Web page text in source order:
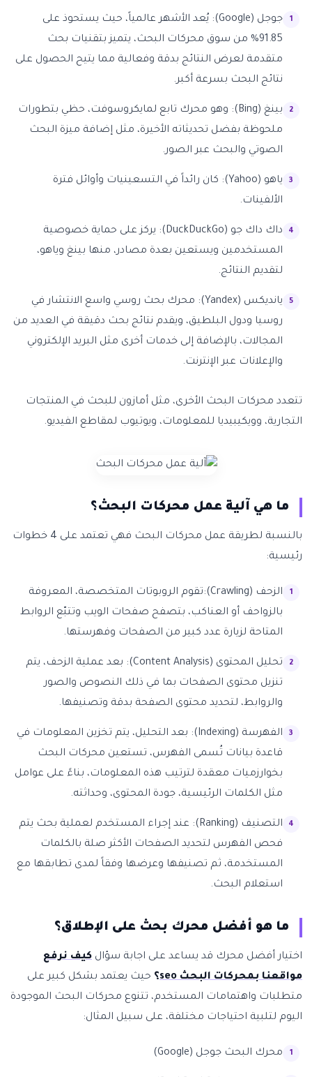
جوجل (Google): يُعد الأشهر عالمياً، حيث يستحوذ على
91.85% من سوق محركات البحث، يتميز بتقنيات بحث
متقدمة لعرض النتائج بدقة وفعالية مما يتيح الحصول على
نتائج البحث بسرعة أكبر.
بينغ (Bing): وهو محرك تابع لمايكروسوفت، حظي بتطورات
ملحوظة بفضل تحديثاته الأخيرة، مثل إضافة ميزة البحث
الصوتي والبحث عبر الصور.
ياهو (Yahoo): كان رائداً في التسعينيات وأوائل فترة
الألفينات.
داك داك جو (DuckDuckGo): يركز على حماية خصوصية
المستخدمين ويستعين بعدة مصادر، منها بينغ وياهو،
لتقديم النتائج.
يانديكس (Yandex): محرك بحث روسي واسع الانتشار في
روسيا ودول البلطيق، ويقدم نتائج بحث دقيقة في العديد من
المجالات، بالإضافة إلى خدمات أخرى مثل البريد الإلكتروني
والإعلانات عبر الإنترنت.
تتعدد محركات البحث الأخرى، مثل أمازون للبحث في المنتجات
التجارية، وويكيبيديا للمعلومات، ويوتيوب لمقاطع الفيديو.
ما هي آلية عمل محركات البحث؟
بالنسبة لطريقة عمل محركات البحث فهي تعتمد على 4 خطوات
رئيسية:
الزحف (Crawling):تقوم الروبوتات المتخصصة، المعروفة
بالزواحف أو العناكب، بتصفح صفحات الويب وتتبّع الروابط
المتاحة لزيارة عدد كبير من الصفحات وفهرستها.
تحليل المحتوى (Content Analysis): بعد عملية الزحف، يتم
تنزيل محتوى الصفحات بما في ذلك النصوص والصور
والروابط، لتحديد محتوى الصفحة بدقة وتصنيفها.
الفهرسة (Indexing): بعد التحليل، يتم تخزين المعلومات في
قاعدة بيانات تُسمى الفهرس، تستعين محركات البحث
بخوارزميات معقدة لترتيب هذه المعلومات، بناءً على عوامل
مثل الكلمات الرئيسية، جودة المحتوى، وحداثته.
التصنيف (Ranking): عند إجراء المستخدم لعملية بحث يتم
فحص الفهرس لتحديد الصفحات الأكثر صلة بالكلمات
المستخدمة، ثم تصنيفها وعرضها وفقاً لمدى تطابقها مع
استعلام البحث.
ما هو أفضل محرك بحث على الإطلاق؟
اختيار أفضل محرك قد يساعد على اجابة سؤال كيف نرفع
مواقعنا بمحركات البحث seo
؟ حيث يعتمد بشكل كبير على
متطلبات واهتمامات المستخدم، تتنوع محركات البحث الموجودة
اليوم لتلبية احتياجات مختلفة، على سبيل المثال:
محرك البحث جوجل (Google)